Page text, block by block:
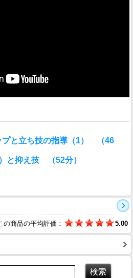
と立ち技の指導（1） （46
と抑え技 （52分）
の商品の平均評価： 5.00